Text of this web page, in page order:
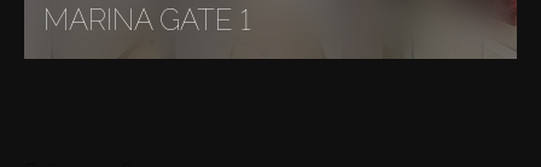
MARINA GATE 1